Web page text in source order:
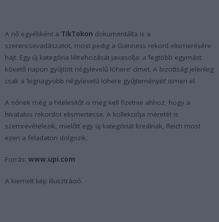
A nő egyébként a TikTokon dokumentálta is a
szerencsevadászatot, most pedig a Guinness rekord elismerésére
hajt. Egy új kategória létrehozását javasolja: a ’legtöbb egymást
követő napon gyűjtött négylevelű lóhere’ címet. A bizottság jelenleg
csak a ’legnagyobb négylevelű lóhere gyűjteményét’ ismeri el.
A nőnek még a hitelesítőt is meg kell fizetnie ahhoz, hogy a
hivatalos rekordot elismertesse. A kollekciója méretét is
szemrevételezik, mielőtt egy új kategóriát kreálnak, Reich most
ezen a feladaton dolgozik.
Forrás: www.upi.com
A kiemelt kép illusztráció.